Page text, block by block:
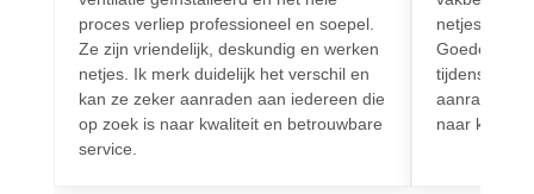
proces verliep professioneel en soepel.
Ze zijn vriendelijk, deskundig en werken
netjes. Ik merk duidelijk het verschil en
kan ze zeker aanraden aan iedereen die
op zoek is naar kwaliteit en betrouwbare
service.
netjes en
Goede
tijdens het
aanrader
naar